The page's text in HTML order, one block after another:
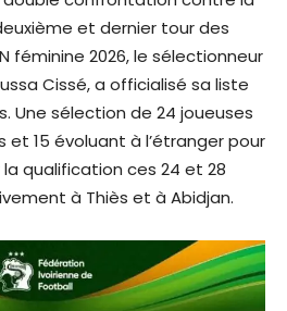
et dernier tour des
féminine 2026, le sélectionneur
Cissé, a officialisé sa liste
Une sélection de 24 joueuses
15 évoluant à l’étranger pour
qualification ces 24 et 28
à Thiès et à Abidjan.